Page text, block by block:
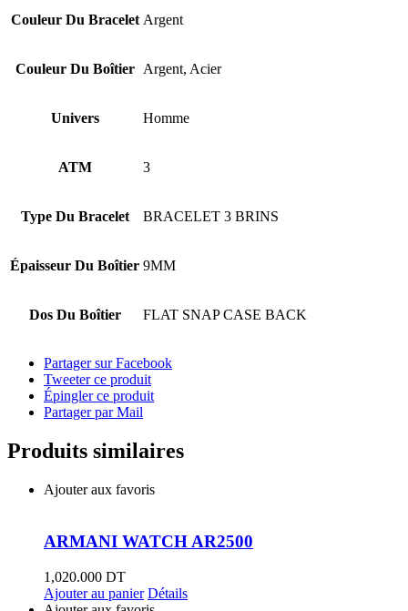
Couleur Du Bracelet Argent
Couleur Du Boîtier Argent, Acier
Univers Homme
ATM 3
Type Du Bracelet BRACELET 3 BRINS
Épaisseur Du Boîtier 9MM
Dos Du Boîtier FLAT SNAP CASE BACK
Partager sur Facebook
Tweeter ce produit
Épingler ce produit
Partager par Mail
Produits similaires
Ajouter aux favoris
ARMANI WATCH AR2500
1,020.000 DT
Ajouter au panier Détails